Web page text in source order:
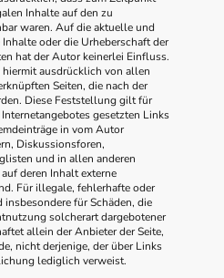
Inhalte auf den zu
waren. Auf die aktuelle und
oder die Urheberschaft der
hat der Autor keinerlei Einfluss.
ausdrücklich von allen
Seiten, die nach der
Diese Feststellung gilt für
gesetzten Links
in vom Autor
Diskussionsforen,
und in allen anderen
deren Inhalt externe
Für illegale, fehlerhafte oder
für Schäden, die
solcherart dargebotener
allein der Anbieter der Seite,
nicht derjenige, der über Links
lediglich verweist.